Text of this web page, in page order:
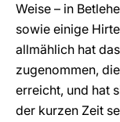
Weise – in
sowie einige
allmählich hat
zugenommen,
erreicht, und hat
der kurzen Zeit